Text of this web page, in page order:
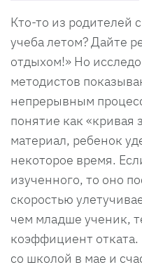
Кто-то из родителей
учеба летом? Дайте
отдыхом!» Но
методистов
непрерывным
понятие как
материал, ребенок
некоторое время.
изученного, то оно
скоростью
чем младше ученик,
коэффициент
со школой в мае и